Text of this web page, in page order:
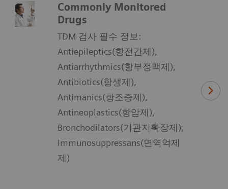
Commonly Monitored
Drugs
TDM 검사 필수 정보:
Antiepileptics(항전간제),
Antiarrhythmics(항부정맥제),
Antibiotics(항생제),
Antimanics(항조증제),
Antineoplastics(항암제),
Bronchodilators(기관지확장제),
Immunosuppressans(면역억제
제)